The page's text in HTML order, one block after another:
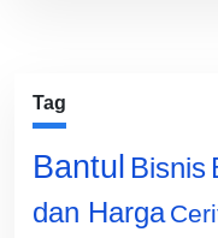
Tag
Bantul Bisnis
dan Harga